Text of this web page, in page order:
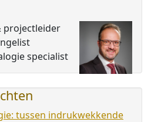
projectleider
specialist
tussen indrukwekkende